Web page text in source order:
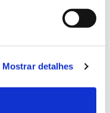
Mostrar detalhes
voluntários